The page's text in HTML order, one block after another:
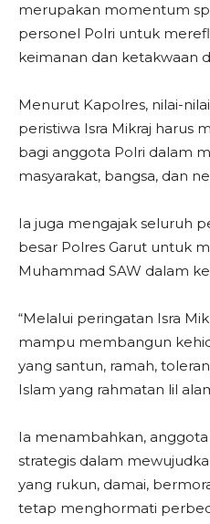
merupakan momentum
personel Polri untuk
keimanan dan ketakwaan
Menurut Kapolres, nilai-
peristiwa Isra Mikraj harus
bagi anggota Polri dalam
masyarakat, bangsa, dan
Ia juga mengajak seluruh
besar Polres Garut untuk
Muhammad SAW dalam
“Melalui peringatan Isra
mampu membangun
yang santun, ramah,
Islam yang rahmatan lil
Ia menambahkan,
strategis dalam
yang rukun, damai,
tetap menghormati